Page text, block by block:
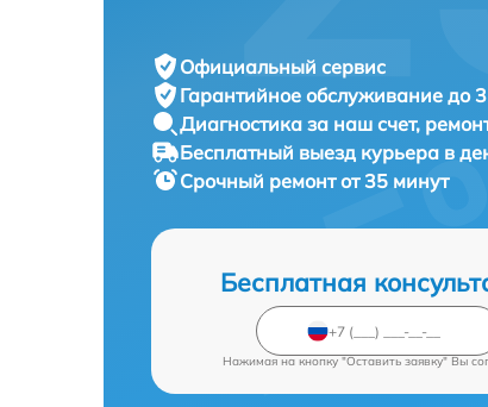
Официальный сервис
Гарантийное обслуживание до
Диагностика за наш счет,
Бесплатный выезд курьера в
Срочный ремонтот 35 минут
Бесплатная
Нажимая на кнопку "Оставить заявку" Вы